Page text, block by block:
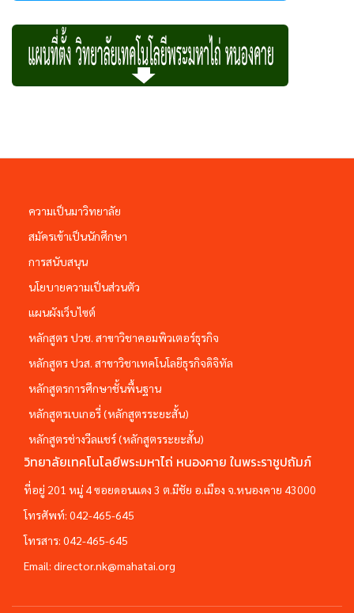
ความเป็นมาวิทยาลัย
สมัครเข้าเป็นนักศึกษา
การสนับสนุน
นโยบายความเป็นส่วนตัว
แผนผังเว็บไซต์
หลักสูตร ปวช. สาขาวิชาคอมพิวเตอร์ธุรกิจ
หลักสูตร ปวส. สาขาวิชาเทคโนโลยีธุรกิจดิจิทัล
หลักสูตรการศึกษาชั้นพื้นฐาน
หลักสูตรเบเกอรี่ (หลักสูตรระยะสั้น)
หลักสูตรช่างวีลแชร์ (หลักสูตรระยะสั้น)
วิทยาลัยเทคโนโลยีพระมหาไถ่ หนองคาย ในพระราชูปถัมภ์
ที่อยู่ 201 หมู่ 4 ซอยดอนแดง 3 ต.มีชัย อ.เมือง จ.หนองคาย 43000
โทรศัพท์: 042-465-645
โทรสาร: 042-465-645
Email: director.nk@mahatai.org